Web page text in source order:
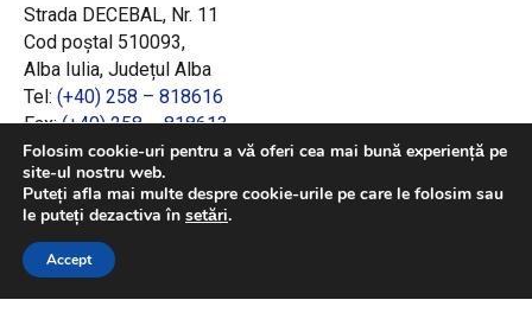
Strada DECEBAL, Nr. 11
Cod poștal 510093,
Alba Iulia, Județul Alba
Tel: (+40) 258 – 818616
Fax:(+40) 258 – 818613
Email:office@adrcentru.ro
LINK-URI RAPIDE
Consiliul European
Jurnalul Oficial al Uniunii Europene
Folosim cookie-uri pentru a vă oferi cea mai bună experiență pe
site-ul nostru web.
Puteți afla mai multe despre cookie-urile pe care le folosim sau
le puteți dezactiva în setări.
Accept